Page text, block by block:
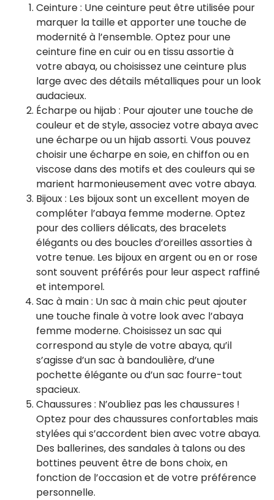
Ceinture : Une ceinture peut être utilisée pour
marquer la taille et apporter une touche de
modernité à l’ensemble. Optez pour une
ceinture fine en cuir ou en tissu assortie à
votre abaya, ou choisissez une ceinture plus
large avec des détails métalliques pour un look
audacieux.
Écharpe ou hijab : Pour ajouter une touche de
couleur et de style, associez votre abaya avec
une écharpe ou un hijab assorti. Vous pouvez
choisir une écharpe en soie, en chiffon ou en
viscose dans des motifs et des couleurs qui se
marient harmonieusement avec votre abaya.
Bijoux : Les bijoux sont un excellent moyen de
compléter l’abaya femme moderne. Optez
pour des colliers délicats, des bracelets
élégants ou des boucles d’oreilles assorties à
votre tenue. Les bijoux en argent ou en or rose
sont souvent préférés pour leur aspect raffiné
et intemporel.
Sac à main : Un sac à main chic peut ajouter
une touche finale à votre look avec l’abaya
femme moderne. Choisissez un sac qui
correspond au style de votre abaya, qu’il
s’agisse d’un sac à bandoulière, d’une
pochette élégante ou d’un sac fourre-tout
spacieux.
Chaussures : N’oubliez pas les chaussures !
Optez pour des chaussures confortables mais
stylées qui s’accordent bien avec votre abaya.
Des ballerines, des sandales à talons ou des
bottines peuvent être de bons choix, en
fonction de l’occasion et de votre préférence
personnelle.